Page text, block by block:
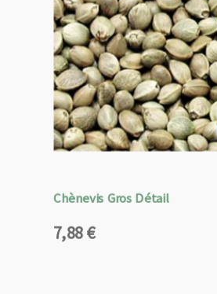
Chènevis Gros Détail
7,88€